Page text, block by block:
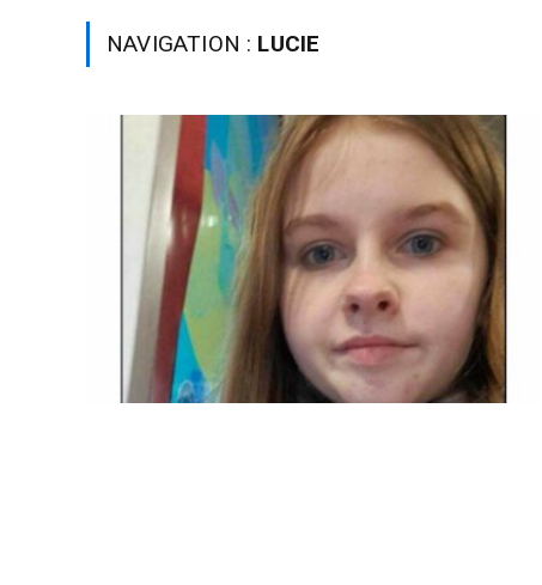
NAVIGATION : LUCIE